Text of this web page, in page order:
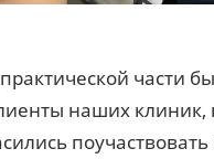
части
наших клиник,
поучаствовать